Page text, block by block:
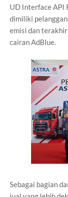
UD Interface API
dimiliki
emisi dan
cairanAdBlue.
Sebagai bagian